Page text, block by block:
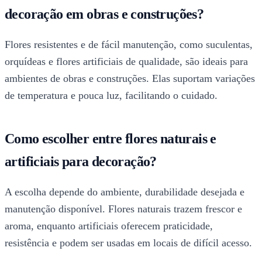
decoração em obras e construções?
Flores resistentes e de fácil manutenção, como suculentas,
orquídeas e flores artificiais de qualidade, são ideais para
ambientes de obras e construções. Elas suportam variações
de temperatura e pouca luz, facilitando o cuidado.
Como escolher entre flores naturais e
artificiais para decoração?
A escolha depende do ambiente, durabilidade desejada e
manutenção disponível. Flores naturais trazem frescor e
aroma, enquanto artificiais oferecem praticidade,
resistência e podem ser usadas em locais de difícil acesso.